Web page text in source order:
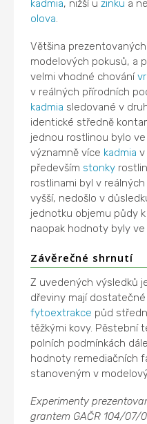
kadmia, nižší uzinku a
olova.
Většina
modelových pokusů, a
velmi vhodné chování
v reálných přírodních
kadmia sledované v
identické středně
jednou rostlinou bylo
významně více kadmia v
především stonky
rostlinami byl v
vyšší, nedošlo v
jednotku objemu půdy
naopak hodnoty byly
Závěrečné shrnutí
Z uvedených výsledků
dřeviny mají
fytoextrakce půd
těžkými kovy. Pěstební
polních podmínkách
hodnoty remediačních
stanoveným v
Experimenty
grantem GAČR 104/07/